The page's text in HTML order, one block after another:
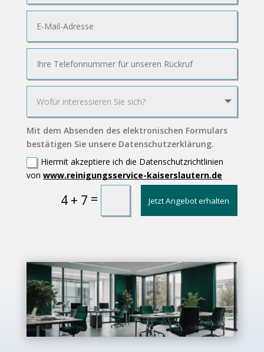
Mit dem Absenden des elektronischen Formulars
bestätigen Sie unsere Datenschutzerklärung.
Hiermit akzeptiere ich die Datenschutzrichtlinien
vonwww.reinigungsservice-kaiserslautern.de
4 + 7 = Jetzt Angebot erhalten